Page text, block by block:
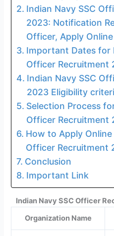
Indian Navy SSC
2023: Notification
Officer, Apply Online
Important Dates for
Officer Recruitment
Indian Navy SSC
2023 Eligibility
Selection Process
Officer Recruitment
How to Apply
Officer Recruitment
Conclusion
Important Link
Indian Navy SSC Officer
Organization Name